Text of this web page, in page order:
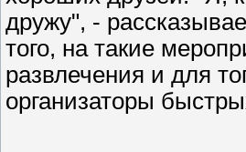
дружу", -
того, на такие
развлечения и для
организаторы